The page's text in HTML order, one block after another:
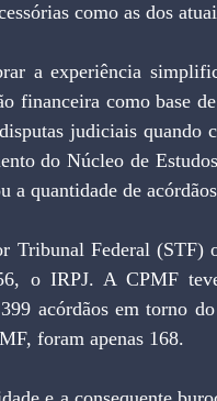
como as dos
financeira como base
judiciais quando
do Núcleo de
a quantidade de
o IRPJ. A CPMF
acórdãos em torno
foram apenas 168.